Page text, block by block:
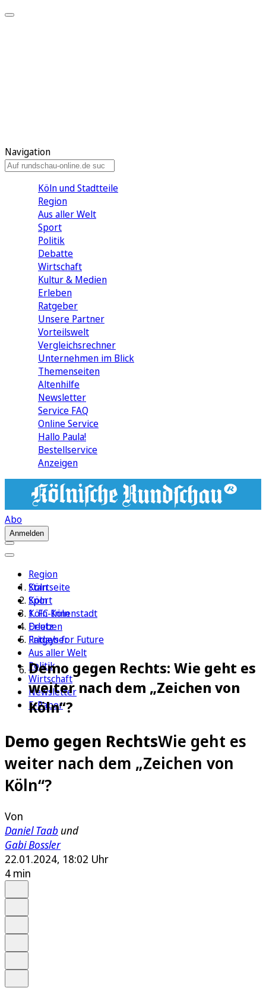
Navigation
Köln und Stadtteile
Region
Aus aller Welt
Sport
Politik
Debatte
Wirtschaft
Kultur & Medien
Erleben
Ratgeber
Unsere Partner
Vorteilswelt
Vergleichsrechner
Unternehmen im Blick
Themenseiten
Altenhilfe
Newsletter
Service FAQ
Online Service
Hallo Paula!
Bestellservice
Anzeigen
Abo
Anmelden
Region
Köln
Sport
1. FC Köln
Erleben
Ratgeber
Aus aller Welt
Politik
Wirtschaft
Newsletter
E-Paper
Startseite
Köln
Köln-Innenstadt
Deutz
Fridays for Future
Demo gegen Rechts: Wie geht es
weiter nach dem „Zeichen von
Köln“?
Demo gegen RechtsWie geht es
weiter nach dem „Zeichen von
Köln“?
Von
Daniel Taab und
Gabi Bossler
22.01.2024, 18:02 Uhr
4 min